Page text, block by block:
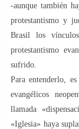
-aunque también
protestantismo y
Brasil los
protestantismo
sufrido.
Para entenderlo,
evangélicos
llamada
«Iglesia» haya